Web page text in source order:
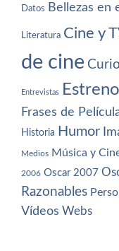
Datos Bellezas en
Literatura Cine y
de cine
Entrevistas
Frases de
Historia Humor
Medios Música y
2006 Oscar 2007
Razonables
Vídeos Webs